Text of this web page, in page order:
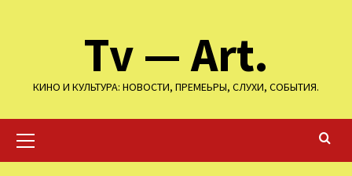
Tv — Art.
КИНО И КУЛЬТУРА: НОВОСТИ, ПРЕМЕЬРЫ, СЛУХИ, СОБЫТИЯ.
меню